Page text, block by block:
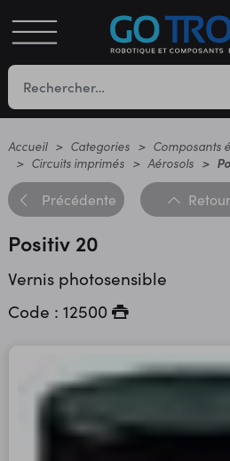
Accueil Categories
Composants
Circuits imprimés
Aérosols
Précédente Retour
Positiv 20
Vernis photosensible
Code : 12500